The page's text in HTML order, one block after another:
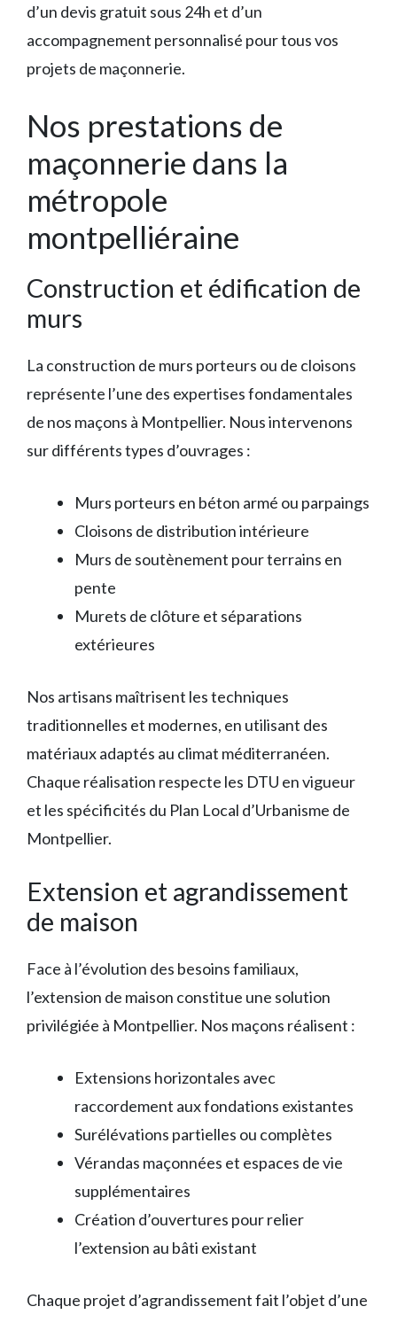
d’un devis gratuit sous 24h et d’un
accompagnement personnalisé pour tous vos
projets de maçonnerie.
Nos prestations de
maçonnerie dans la
métropole
montpelliéraine
Construction et édification de
murs
La construction de murs porteurs ou de cloisons
représente l’une des expertises fondamentales
de nos maçons à Montpellier. Nous intervenons
sur différents types d’ouvrages :
Murs porteurs en béton armé ou parpaings
Cloisons de distribution intérieure
Murs de soutènement pour terrains en
pente
Murets de clôture et séparations
extérieures
Nos artisans maîtrisent les techniques
traditionnelles et modernes, en utilisant des
matériaux adaptés au climat méditerranéen.
Chaque réalisation respecte les DTU en vigueur
et les spécificités du Plan Local d’Urbanisme de
Montpellier.
Extension et agrandissement
de maison
Face à l’évolution des besoins familiaux,
l’extension de maison constitue une solution
privilégiée à Montpellier. Nos maçons réalisent :
Extensions horizontales avec
raccordement aux fondations existantes
Surélévations partielles ou complètes
Vérandas maçonnées et espaces de vie
supplémentaires
Création d’ouvertures pour relier
l’extension au bâti existant
Chaque projet d’agrandissement fait l’objet d’une